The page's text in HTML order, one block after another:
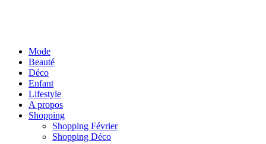
Mode
Beauté
Déco
Enfant
Lifestyle
A propos
Shopping
Shopping Février
Shopping Déco